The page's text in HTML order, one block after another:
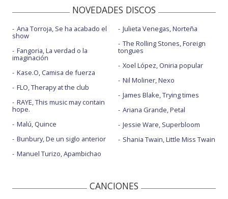
NOVEDADES DISCOS
Ana Torroja, Se ha acabado el
show
Fangoria, La verdad o la
imaginación
Kase.O, Camisa de fuerza
FLO, Therapy at the club
RAYE, This music may contain
hope.
Malú, Quince
Bunbury, De un siglo anterior
Manuel Turizo, Apambichao
Julieta Venegas, Norteña
The Rolling Stones, Foreign
tongues
Xoel López, Oniria popular
Nil Moliner, Nexo
James Blake, Trying times
Ariana Grande, Petal
Jessie Ware, Superbloom
Shania Twain, Little Miss Twain
CANCIONES